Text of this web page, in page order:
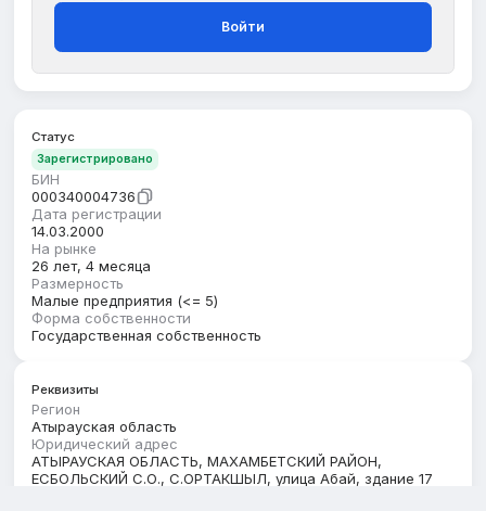
Войти
Статус
Зарегистрировано
БИН
000340004736
Дата регистрации
14.03.2000
На рынке
26 лет, 4 месяца
Размерность
Малые предприятия (<= 5)
Форма собственности
Государственная собственность
Реквизиты
Регион
Атырауская область
Юридический адрес
АТЫРАУСКАЯ ОБЛАСТЬ, МАХАМБЕТСКИЙ РАЙОН,
ЕСБОЛЬСКИЙ С.О., С.ОРТАКШЫЛ, улица Абай, здание 17